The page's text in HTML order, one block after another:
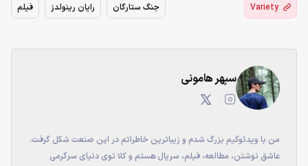
Variety جنگ ستارگان رایان رینولدز فیلم
سپهر هامونی
من با ویدئوگیم بزرگ شدم و زیباترین خاطراتم در این صنعت شکل گرفت.
عاشق نوشتن، مطالعه، فیلم، سریال هستم و کلا توی دنیای سرگرمی